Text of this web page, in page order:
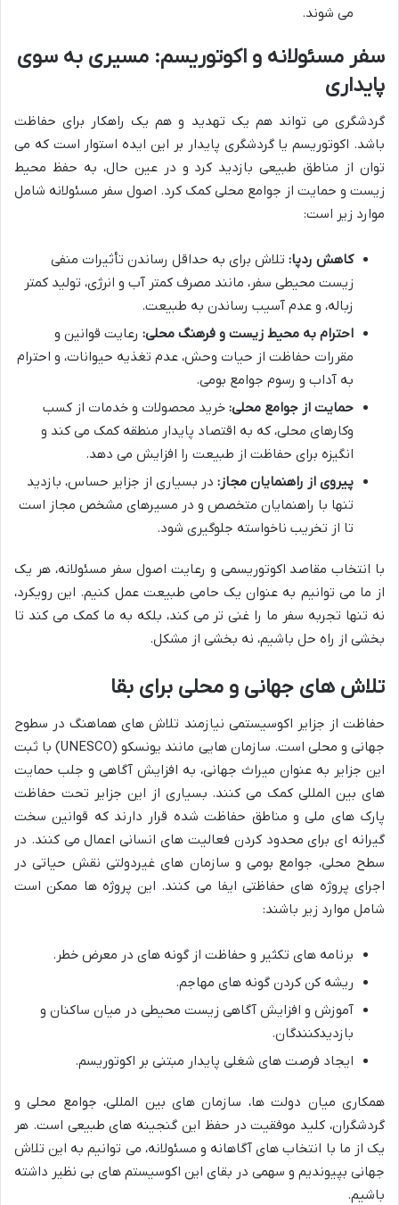
می شوند.
سفر مسئولانه و اکوتوریسم: مسیری به سوی
پایداری
گردشگری می تواند هم یک تهدید و هم یک راهکار برای حفاظت
باشد. اکوتوریسم یا گردشگری پایدار بر این ایده استوار است که می
توان از مناطق طبیعی بازدید کرد و در عین حال، به حفظ محیط
زیست و حمایت از جوامع محلی کمک کرد. اصول سفر مسئولانه شامل
موارد زیر است:
کاهش ردپا: تلاش برای به حداقل رساندن تأثیرات منفی
زیست محیطی سفر، مانند مصرف کمتر آب و انرژی، تولید کمتر
زباله، و عدم آسیب رساندن به طبیعت.
احترام به محیط زیست و فرهنگ محلی: رعایت قوانین و
مقررات حفاظت از حیات وحش، عدم تغذیه حیوانات، و احترام
به آداب و رسوم جوامع بومی.
حمایت از جوامع محلی: خرید محصولات و خدمات از کسب
وکارهای محلی، که به اقتصاد پایدار منطقه کمک می کند و
انگیزه برای حفاظت از طبیعت را افزایش می دهد.
پیروی از راهنمایان مجاز: در بسیاری از جزایر حساس، بازدید
تنها با راهنمایان متخصص و در مسیرهای مشخص مجاز است
تا از تخریب ناخواسته جلوگیری شود.
با انتخاب مقاصد اکوتوریسمی و رعایت اصول سفر مسئولانه، هر یک
از ما می توانیم به عنوان یک حامی طبیعت عمل کنیم. این رویکرد،
نه تنها تجربه سفر ما را غنی تر می کند، بلکه به ما کمک می کند تا
بخشی از راه حل باشیم، نه بخشی از مشکل.
تلاش های جهانی و محلی برای بقا
حفاظت از جزایر اکوسیستمی نیازمند تلاش های هماهنگ در سطوح
جهانی و محلی است. سازمان هایی مانند یونسکو (UNESCO) با ثبت
این جزایر به عنوان میراث جهانی، به افزایش آگاهی و جلب حمایت
های بین المللی کمک می کنند. بسیاری از این جزایر تحت حفاظت
پارک های ملی و مناطق حفاظت شده قرار دارند که قوانین سخت
گیرانه ای برای محدود کردن فعالیت های انسانی اعمال می کنند. در
سطح محلی، جوامع بومی و سازمان های غیردولتی نقش حیاتی در
اجرای پروژه های حفاظتی ایفا می کنند. این پروژه ها ممکن است
شامل موارد زیر باشند:
برنامه های تکثیر و حفاظت از گونه های در معرض خطر.
ریشه کن کردن گونه های مهاجم.
آموزش و افزایش آگاهی زیست محیطی در میان ساکنان و
بازدیدکنندگان.
ایجاد فرصت های شغلی پایدار مبتنی بر اکوتوریسم.
همکاری میان دولت ها، سازمان های بین المللی، جوامع محلی و
گردشگران، کلید موفقیت در حفظ این گنجینه های طبیعی است. هر
یک از ما با انتخاب های آگاهانه و مسئولانه، می توانیم به این تلاش
جهانی بپیوندیم و سهمی در بقای این اکوسیستم های بی نظیر داشته
باشیم.